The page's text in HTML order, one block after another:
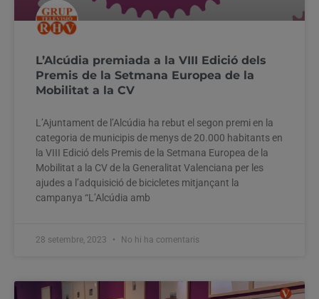
L’Alcúdia premiada a la VIII Edició dels
Premis de la Setmana Europea de la
Mobilitat a la CV
L’Ajuntament de l’Alcúdia ha rebut el segon premi en la
categoria de municipis de menys de 20.000 habitants en
la VIII Edició dels Premis de la Setmana Europea de la
Mobilitat a la CV de la Generalitat Valenciana per les
ajudes a l’adquisició de bicicletes mitjançant la
campanya “L’Alcúdia amb
28 setembre, 2023 No hi ha comentaris